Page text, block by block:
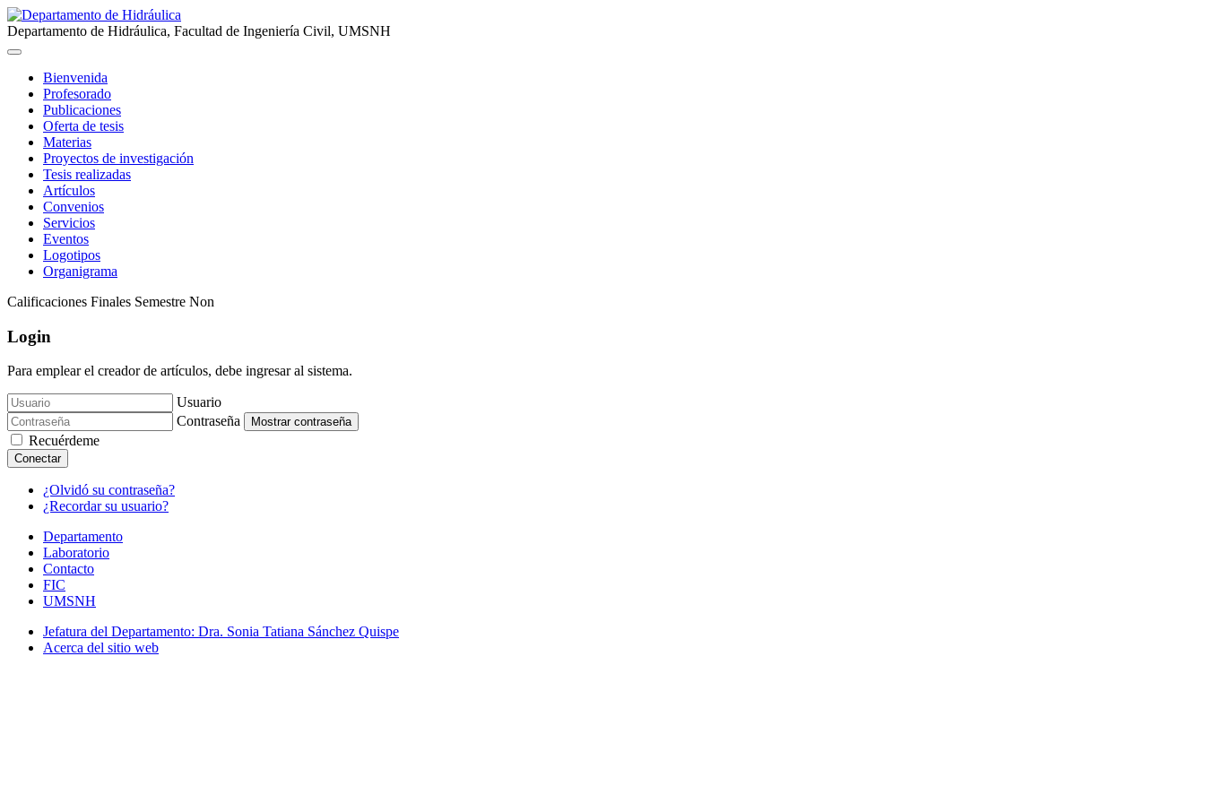
Departamento de Hidráulica, Facultad de Ingeniería Civil, UMSNH
Bienvenida
Profesorado
Publicaciones
Oferta de tesis
Materias
Proyectos de investigación
Tesis realizadas
Artículos
Convenios
Servicios
Eventos
Logotipos
Organigrama
Calificaciones Finales Semestre Non
Login
Para emplear el creador de artículos, debe ingresar al sistema.
Usuario
Contraseña
Mostrar contraseña
Recuérdeme
Conectar
¿Olvidó su contraseña?
¿Recordar su usuario?
Departamento
Laboratorio
Contacto
FIC
UMSNH
Jefatura del Departamento: Dra. Sonia Tatiana Sánchez Quispe
Acerca del sitio web